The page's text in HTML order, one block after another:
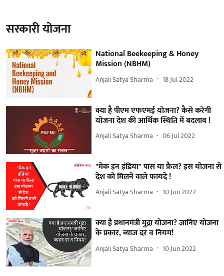
सरकारी योजना
National Beekeeping & Honey
Mission (NBHM)
Anjali Satya Sharma 18 Jul 2022
क्या है पीएम एफएमई योजना? कैसे करेगी
योजना देश की आर्थिक स्थिति में बदलाव !
Anjali Satya Sharma 06 Jul 2022
"मेक इन इंडिया" पास या फ़ैल? इस योजना से
देश को मिलने वाले फायदे !
Anjali Satya Sharma 10 Jun 2022
क्या है प्रधानमंत्री मुद्रा योजना? जानिए योजना
के प्रकार, ब्याज दर व नियम!
Anjali Satya Sharma 10 Jun 2022